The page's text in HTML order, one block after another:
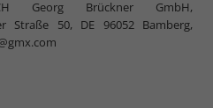
Georg Brückner GmbH,
Straße 50, DE 96052 Bamberg,